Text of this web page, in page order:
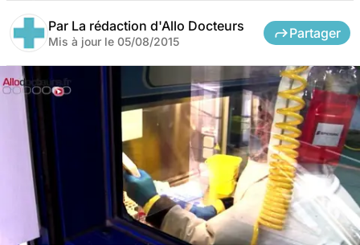
Par La rédaction d'Allo Docteurs
Mis à jour le 05/08/2015
Partager